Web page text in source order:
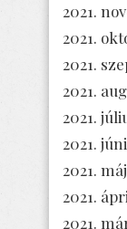
2021.
2021.
2021.
2021.
2021.
2021.
2021.
2021.
2021.